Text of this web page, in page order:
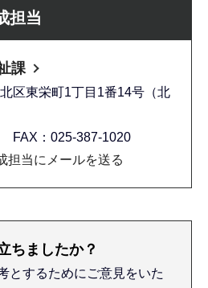
担当
課
区東栄町1丁目1番14号（北
FAX：025-387-1020
担当にメールを送る
ちましたか？
とするためにご意見をいた